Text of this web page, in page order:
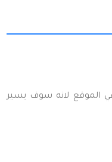
في الموقع لانه سوف يسير